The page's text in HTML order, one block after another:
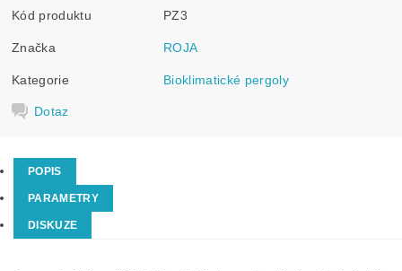
Kód produktu PZ3
Značka ROJA
Kategorie Bioklimatické pergoly
Dotaz
POPIS
PARAMETRY
DISKUZE